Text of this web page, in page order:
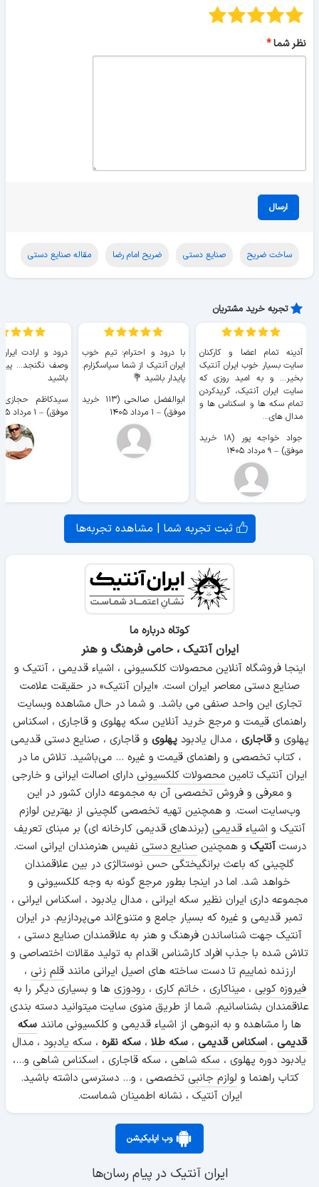
نظر شما
ارسال
ساخت ضریح صنایع دستی ضریح امام رضا مقاله صنایع دستی
تجربه خرید مشتریان
آدینه تمام اعضا و کارکنان
سایت بسیار خوب ايران آنتیک
بخیر... و به امید روزی که
سایت ايران آنتیک، گریدکردن
تمام سکه ها و اسکناس ها و
مدال های...
جواد خواجه پور (۱۸ خرید
موفق) – ۹ مرداد ۱۴۰۵
با درود و احترام؛ تیم خوب
ایران آنتیک از شما سپاسگزارم.
پایدار باشید 💐
ابوالفضل صالحی (۱۱۳ خرید
موفق) – ۱ مرداد ۱۴۰۵
درود و ارادت
وصف نگنجد...
باشید
موفق) – ۱ مرداد ۱۴۰۵
ثبت تجربه شما | مشاهده تجربه‌ها
کوتاه درباره ما
ایران آنتیک ، حامی فرهنگ و هنر
اینجا فروشگاه آنلاین محصولات کلکسیونی ، اشیاء قدیمی ، آنتیک و
صنایع دستی معاصر ایران است. «ایران آنتیک» در حقیقت علامت
تجاری این واحد صنفی می باشد. و شما در حال مشاهده وبسایت
راهنمای قیمت و مرجع خرید آنلاین سکه پهلوی و قاجاری ، اسکناس
پهلوی وقاجاری ، مدال یادبودپهلوی و قاجاری ، صنایع دستی قدیمی
، کتاب تخصصی و راهنمای قیمت و غیره ... می‌باشید. تلاش ما در
ایران آنتیک تامین محصولات کلکسیونی دارای اصالت ایرانی و خارجی
و معرفی و فروش تخصصی آن به مجموعه داران کشور در این
وب‌سایت است. و همچنین تهیه تخصصی گلچینی از بهترین لوازم
آنتیک و اشیاء قدیمی (برندهای قدیمی کارخانه ای) بر مبنای تعریف
درستآنتیک و همچنینصنایع دستی نفیس هنرمندان ایرانی است.
گلچینی که باعث برانگیختگی حس نوستالژی در بین علاقمندان
خواهد شد. اما در اینجا بطور مرجع گونه به وجه کلکسیونی و
مجموعه داری ایران نظیر سکه ایرانی ، مدال یادبود ، اسکناس ایرانی ،
تمبر قدیمی و غیره که بسیار جامع و متنوع‌اند می‌پردازیم. در ایران
آنتیک جهت شناساندن فرهنگ و هنر به علاقمندان صنایع دستی ،
تلاش شده با جذب افراد کارشناس اقدام به تولید مقالات اختصاصی و
ارزنده نماییم تا دست ساخته های اصیل ایرانی مانندقلم زنی ،
فیروزه کوبی ،میناکاری ، خاتم کاری ، رودوزی ها و بسیاری دیگر را به
علاقمندان بشناسانیم. شما از طریق منوی سایت میتوانید دسته بندی
ها را مشاهده و به انبوهی از اشیاء قدیمی و کلکسیونی مانند سکه
قدیمی ، اسکناس قدیمی ، سکه طلا ، سکه نقره ، سکه یادبود ، مدال
یادبود دوره پهلوی ، سکه شاهی ، سکه قاجاری ، اسکناس شاهی و...،
کتاب راهنما و لوازم جانبی تخصصی ، و... دسترسی داشته باشید.
ایران آنتیک ، نشانه اطمینان شماست.
وب اپلیکیشن
ایران آنتیک در پیام رسان‌ها